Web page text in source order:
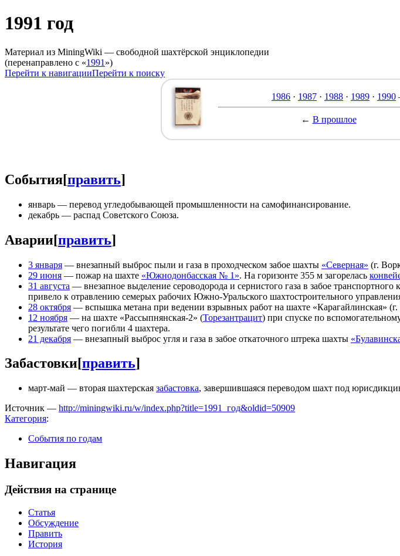
1991 год
Материал из MiningWiki — свободной шахтёрской энциклопедии
(перенаправлено с «1991 »)
Перейти к навигацииПерейти к поиску
1986 · 1987 · 1988 · 1989 · 1990
← В прошлое
События[править]
январь — перевод угледобывающей промышленности на самофинансирование.
декабрь — распад Советского Союза.
Аварии[править]
3 января — внезапный выброс пыли и газа в проходческом забое шахты «Северная» (г.
29 июня — пожар на шахте «Южнодонбасская № 1». На горизонте 355 м загорелась
31 августа — внезапное выделение сероводорода и сернистого газа в забое
привело к отравлению семерых рабочих Южно-Уральского шахтостроительного
28 октября — вспышка метана при ведении взрывных работ на шахте «Карагайлинская» (г.
12 ноября — на шахте «Рассыпнянская-2» (Торезантрацит) при спуске по
результате чего погибли 4 шахтера.
21 декабря — внезапный выброс угля и газа в забое откаточного штрека шахты
Забастовки[править]
март-май — вторая шахтерская забастовка, завершившаяся переводом шахт под
Источник — http://miningwiki.ru/w/index.php?title=1991_год&oldid=50909
Категория:
События по годам
Навигация
Действия на странице
Статья
Обсуждение
Править
История